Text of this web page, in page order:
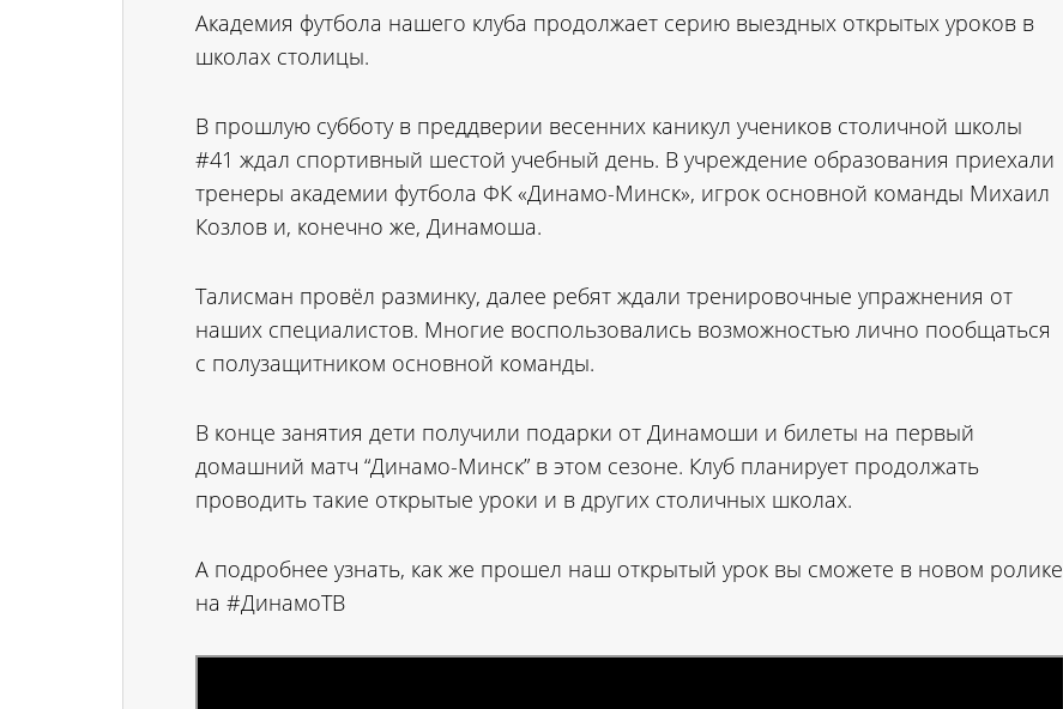
Академия футбола нашего клуба продолжает серию выездных открытых уроков в
школах столицы.
В прошлую субботу в преддверии весенних каникул учеников столичной школы
#41 ждал спортивный шестой учебный день. В учреждение образования приехали
тренеры академии футбола ФК «Динамо-Минск», игрок основной команды Михаил
Козлов и, конечно же, Динамоша.
Талисман провёл разминку, далее ребят ждали тренировочные упражнения от
наших специалистов. Многие воспользовались возможностью лично пообщаться
с полузащитником основной команды.
В конце занятия дети получили подарки от Динамоши и билеты на первый
домашний матч “Динамо-Минск” в этом сезоне. Клуб планирует продолжать
проводить такие открытые уроки и в других столичных школах.
А подробнее узнать, как же прошел наш открытый урок вы сможете в новом ролике
на #ДинамоТВ